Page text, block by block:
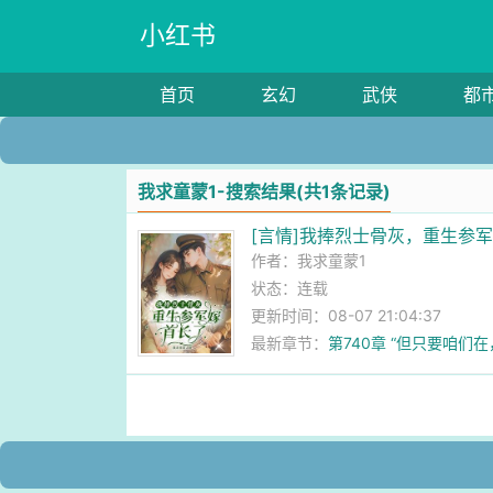
小红书
首页 玄幻 武侠 都
我求童蒙1-搜索结果(共1条记录)
[言情]我捧烈士骨灰，重生参
作者：我求童蒙1
状态：连载
更新时间：08-07 21:04:37
最新章节：第740章 “但只要咱们